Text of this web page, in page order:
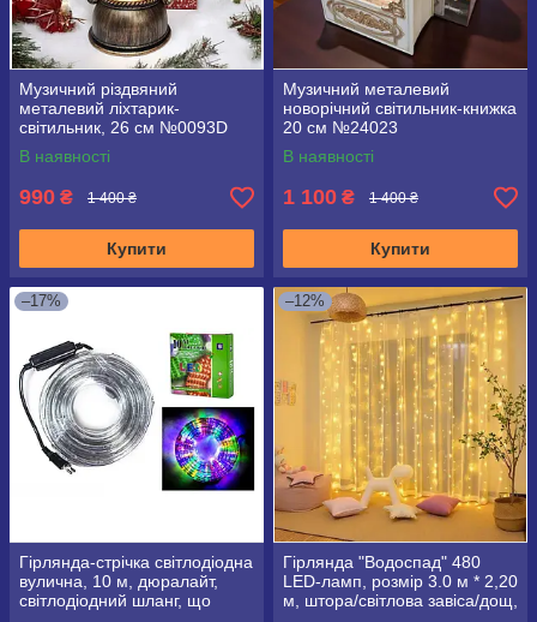
Музичний різдвяний
металевий ліхтарик-
світильник, 26 см №0093D
В наявності
990 ₴ 1 400 ₴
Купити
Музичний металевий
новорічний світильник-книжка
20 см №24023
В наявності
1 100 ₴ 1 400 ₴
Купити
–17%
Гірлянда-стрічка світлодіодна
вулична, 10 м, дюралайт,
світлодіодний шланг, що
–12%
Гірлянда "Водоспад" 480
LED-ламп, розмір 3.0 м * 2,20
м, штора/світлова завіса/дощ,